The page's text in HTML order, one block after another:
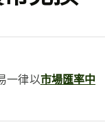
一律以市場匯率中